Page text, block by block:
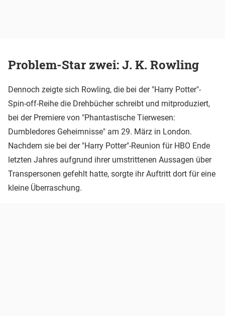
Problem-Star zwei: J. K. Rowling
Dennoch zeigte sich Rowling, die bei der "Harry Potter"-
Spin-off-Reihe die Drehbücher schreibt und mitproduziert,
bei der Premiere von "Phantastische Tierwesen:
Dumbledores Geheimnisse" am 29. März in London.
Nachdem sie bei der "Harry Potter"-Reunion für HBO Ende
letzten Jahres aufgrund ihrer umstrittenen Aussagen über
Transpersonen gefehlt hatte, sorgte ihr Auftritt dort für eine
kleine Überraschung.